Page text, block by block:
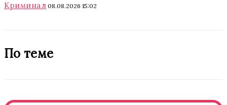
Криминал 08.08.2026 15:02
По теме